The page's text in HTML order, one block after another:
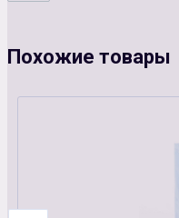
Похожие товары